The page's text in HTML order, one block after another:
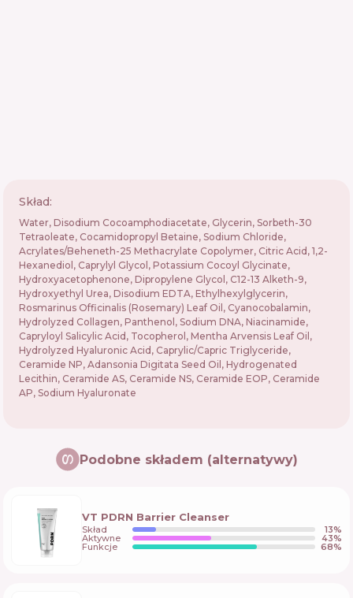
Skład:
Water, Disodium Cocoamphodiacetate, Glycerin, Sorbeth-30
Tetraoleate, Cocamidopropyl Betaine, Sodium Chloride,
Acrylates/Beheneth-25 Methacrylate Copolymer, Citric Acid, 1,2-
Hexanediol, Caprylyl Glycol, Potassium Cocoyl Glycinate,
Hydroxyacetophenone, Dipropylene Glycol, C12-13 Alketh-9,
Hydroxyethyl Urea, Disodium EDTA, Ethylhexylglycerin,
Rosmarinus Officinalis (Rosemary) Leaf Oil, Cyanocobalamin,
Hydrolyzed Collagen, Panthenol, Sodium DNA, Niacinamide,
Capryloyl Salicylic Acid, Tocopherol, Mentha Arvensis Leaf Oil,
Hydrolyzed Hyaluronic Acid, Caprylic/Capric Triglyceride,
Ceramide NP, Adansonia Digitata Seed Oil, Hydrogenated
Lecithin, Ceramide AS, Ceramide NS, Ceramide EOP, Ceramide
AP, Sodium Hyaluronate
Podobne składem (alternatywy)
VT PDRN Barrier Cleanser
Skład 13%
Aktywne 43%
Funkcje 68%